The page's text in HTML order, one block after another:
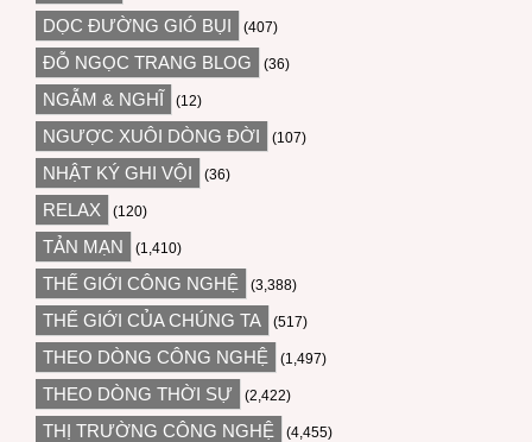
DỌC ĐƯỜNG GIÓ BỤI (407)
ĐỖ NGỌC TRANG BLOG (36)
NGẪM & NGHĨ (12)
NGƯỢC XUÔI DÒNG ĐỜI (107)
NHẬT KÝ GHI VỘI (36)
RELAX (120)
TẢN MẠN (1,410)
THẾ GIỚI CÔNG NGHỆ (3,388)
THẾ GIỚI CỦA CHÚNG TA (517)
THEO DÒNG CÔNG NGHỆ (1,497)
THEO DÒNG THỜI SỰ (2,422)
THỊ TRƯỜNG CÔNG NGHỆ (4,455)